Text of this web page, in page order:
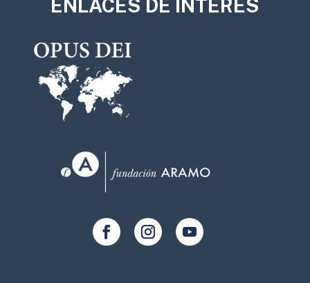
ENLACES DE INTERÉS